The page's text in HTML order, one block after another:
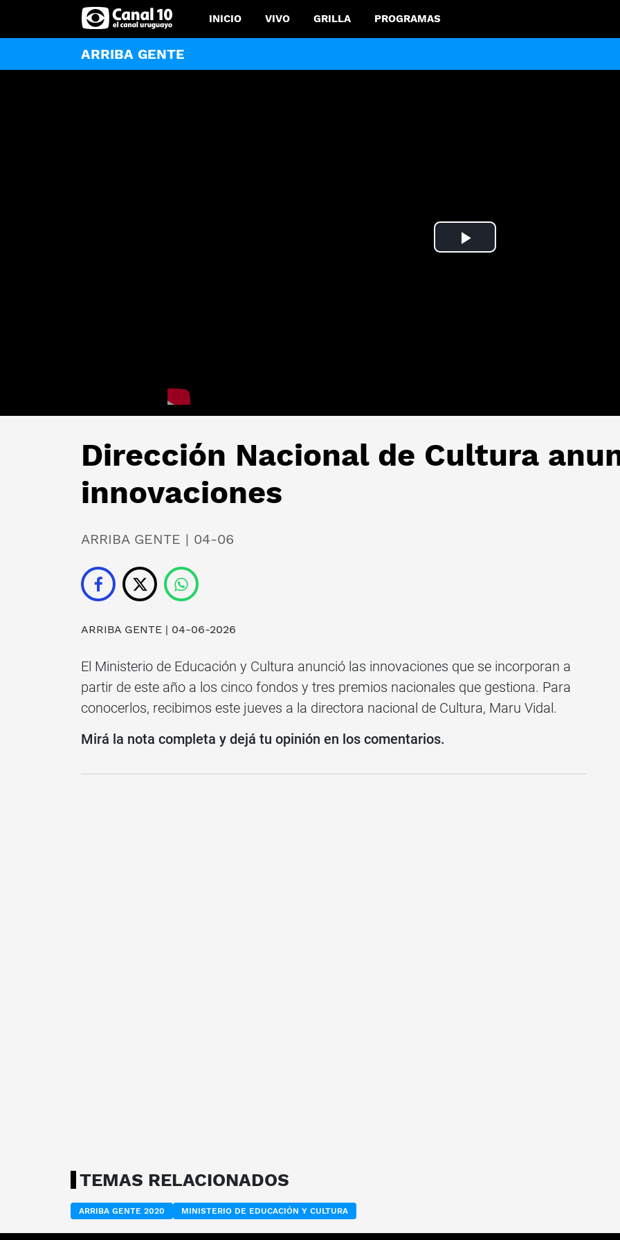
INICIO VIVO GRILLA PROGRAMAS
ARRIBA GENTE
Play
Dirección Nacional de Cultura
innovaciones
ARRIBA GENTE | 04-06
ARRIBA GENTE | 04-06-2026
El Ministerio de Educación y Cultura anunció las innovaciones que se incorporan a
partir de este año a los cinco fondos y tres premios nacionales que gestiona. Para
conocerlos, recibimos este jueves a la directora nacional de Cultura, Maru Vidal.
Mirá la nota completa y dejá tu opinión en los comentarios.
TEMAS RELACIONADOS
ARRIBA GENTE 2020 MINISTERIO DE EDUCACIÓN Y CULTURA